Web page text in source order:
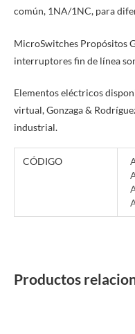
común, 1NA/1NC, para
MicroSwitches Propósitos
interruptores fin de línea
Elementos eléctricos
virtual, Gonzaga &
industrial.
CÓDIGO
Productos